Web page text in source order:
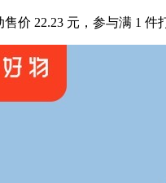
价 22.23 元，参与满 1